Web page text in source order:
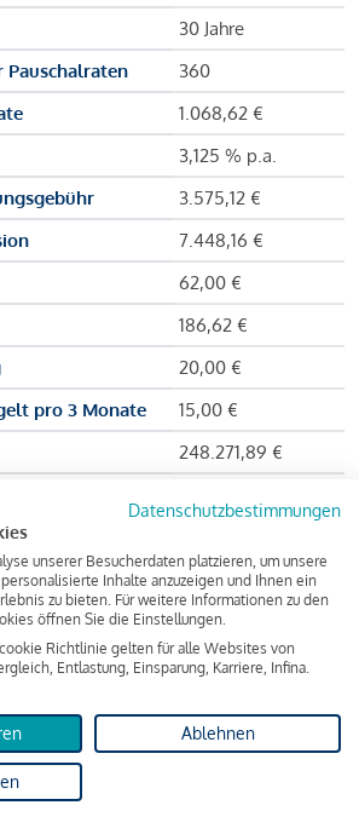
30 Jahre
360
1.068,62 €
3,125 % p.a.
3.575,12 €
7.448,16 €
62,00 €
186,62 €
20,00 €
pro 3 Monate
15,00 €
248.271,89 €
INFINA Credit
Broker GmbH
um die Wohnung zu kaufen.
aber noch einige Gebühren an (z. B. die
sodass die Bank den
Datenschutzbestimmungen
unserer Besucherdaten platzieren, um unsere
Inhalte anzuzeigen und Ihnen ein
zu bieten. Für weitere Informationen zu den
öffnen Sie die Einstellungen.
Richtlinie gelten für alle Websites von
Entlastung, Einsparung, Karriere, Infina.
Ablehnen